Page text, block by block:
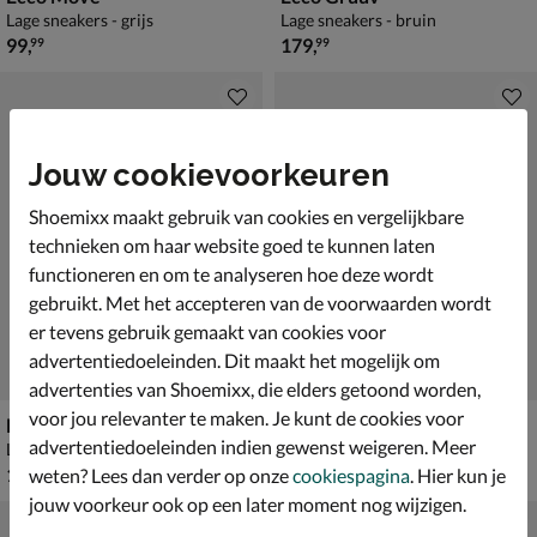
Lage sneakers - grijs
€ 99,99
99,99
Lage sneakers - bruin
€ 179,99
179,99
Ecco Astir Neo
Lage sneakers - zwart
€ 149,99
149,99
Ecco Gruuv
Lage sneakers - zwart
€ 149,99
149,99
Jouw cookievoorkeuren
Shoemixx maakt gebruik van cookies en vergelijkbare
technieken om haar website goed te kunnen laten
functioneren en om te analyseren hoe deze wordt
gebruikt. Met het accepteren van de voorwaarden wordt
er tevens gebruik gemaakt van cookies voor
advertentiedoeleinden. Dit maakt het mogelijk om
advertenties van Shoemixx, die elders getoond worden,
voor jou relevanter te maken. Je kunt de cookies voor
advertentiedoeleinden indien gewenst weigeren. Meer
weten? Lees dan verder op onzecookiespagina. Hier kun je
jouw voorkeur ook op een later moment nog wijzigen.